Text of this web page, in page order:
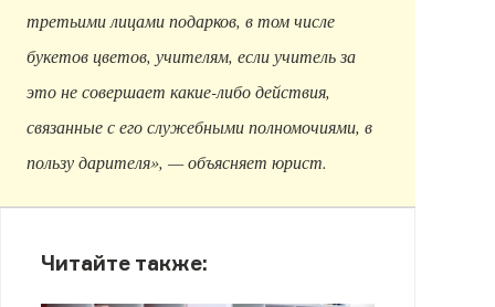
третьими лицами подарков, в том числе
букетов цветов, учителям, если учитель за
это не совершает какие-либо действия,
связанные с его служебными полномочиями, в
пользу дарителя», — объясняет юрист.
Читайте также: